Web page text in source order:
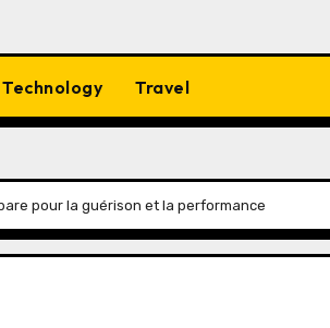
Technology Travel
pour la guérison et la performance